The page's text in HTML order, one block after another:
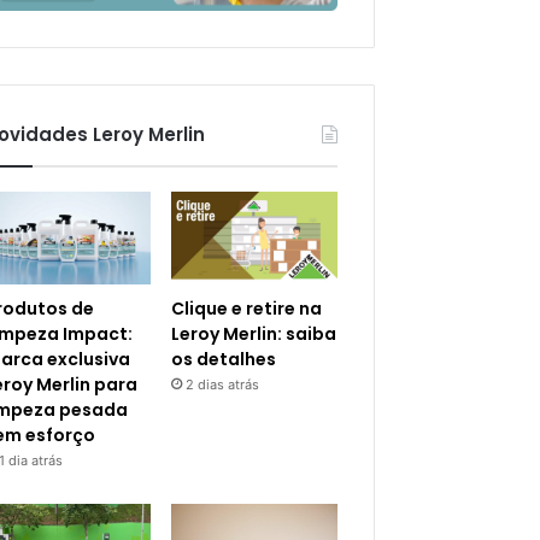
Leroy Merlin
de
Impact:
exclusiva
Merlin para
pesada
esforço
1 dia atrás
Clique e retire na
Leroy Merlin: saiba
os detalhes
2 dias atrás